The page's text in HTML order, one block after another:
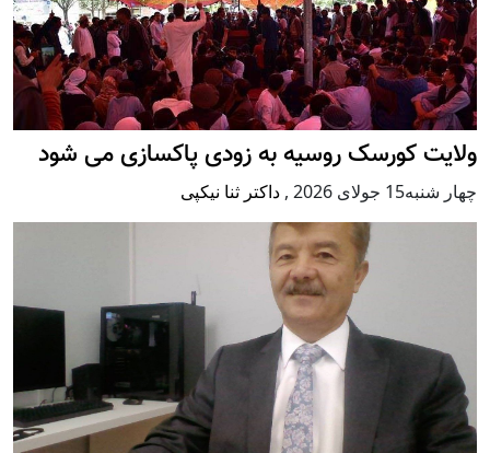
ولایت کورسک روسیه به زودی پاکسازی می شود
چهار شنبه15 جولای 2026 , داکتر ثنا نیکپی